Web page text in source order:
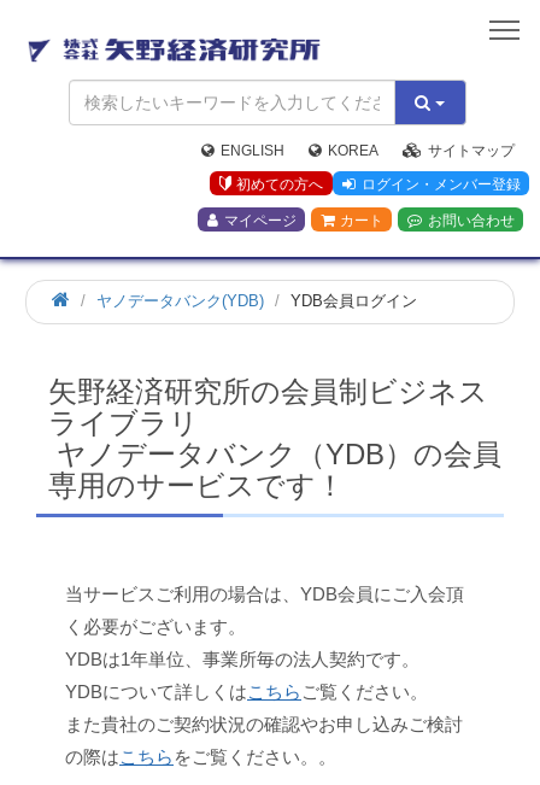
矢
野
経
済
研
究
所
ENGLISH KOREA
サイトマップ
初めての方へ
ログイン・メンバー登録
マイページ カート お問い合わせ
ホ
ー
ヤノデータバンク(YDB) YDB会員ログイン
矢野経済研究所の会員制ビジネス
ライブラリ
ヤノデータバンク（YDB）の会員
専用のサービスです！
当サービスご利用の場合は、YDB会員にご入会頂
く必要がございます。
YDBは1年単位、事業所毎の法人契約です。
YDBについて詳しくはこちら ご覧ください。
また貴社のご契約状況の確認やお申し込みご検討
の際はこちら をご覧ください。。